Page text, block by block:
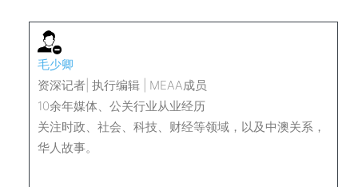
毛少卿
资深记者| 执行编辑 | MEAA成员
10余年媒体、公关行业从业经历
关注时政、社会、科技、财经等领域，以及中澳关系，
华人故事。